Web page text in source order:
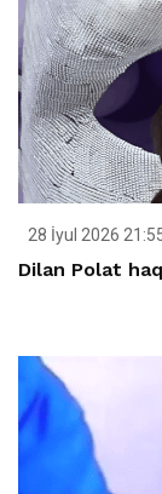
28 İyul 2026
Dilan Polat